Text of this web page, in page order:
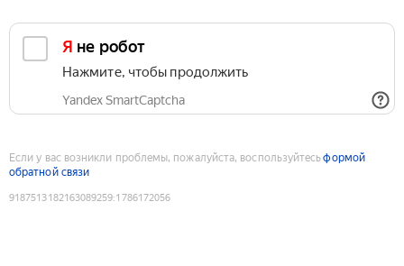
Я не робот
Нажмите, чтобы продолжить
Yandex SmartCaptcha
Если у вас возникли проблемы, пожалуйста, воспользуйтесьформой
обратной связи
9187513182163089259:1786172056